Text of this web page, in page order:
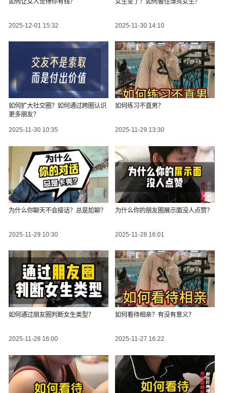
如何让女人觉得你有钱？
2025-12-01 15:32
女生变了？如何留住漂亮女生？
2025-11-30 14:10
如何扩大社交圈？如何通过跨圈认识
更多朋友？
2025-11-30 10:35
如何练习不直男？
2025-11-29 13:30
为什么你聊天不会接话？总是尬聊？
2025-11-29 10:30
为什么你的朋友圈展示面没人点赞？
2025-11-28 16:01
如何通过朋友圈判断女生类型？
2025-11-28 16:00
如何看待相亲？有没有意义？
2025-11-27 16:22